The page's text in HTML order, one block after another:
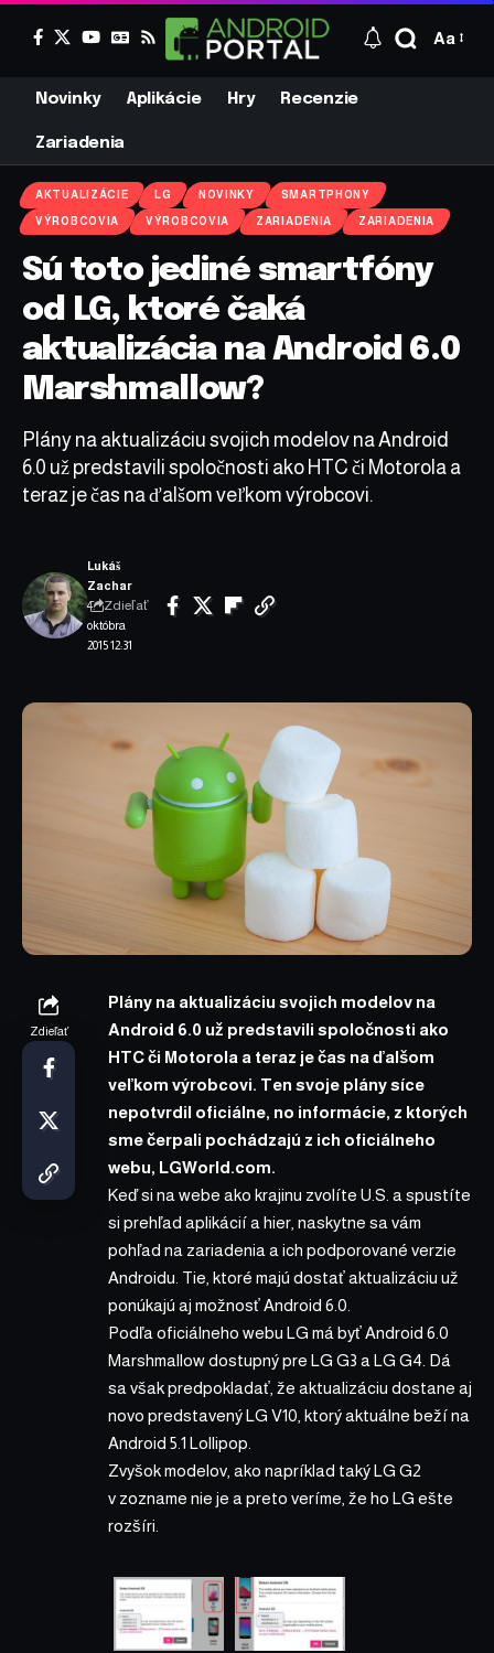
Aa
Novinky Aplikácie Hry Recenzie
Zariadenia
AKTUALIZÁCIE LG NOVINKY SMARTPHONY
VÝROBCOVIA VÝROBCOVIA ZARIADENIA ZARIADENIA
Sú toto jediné smartfóny
od LG, ktoré čaká
aktualizácia na Android 6.0
Marshmallow?
Plány na aktualizáciu svojich modelov na Android
6.0 už predstavili spoločnosti ako HTC či Motorola a
teraz je čas na ďalšom veľkom výrobcovi.
4.
októbra
2015 12:31
Lukáš
Zachar
Zdieľať
Zdieľať
Plány na aktualizáciu svojich modelov na
Android 6.0 už predstavili spoločnosti ako
HTC či Motorola a teraz je čas na ďalšom
veľkom výrobcovi. Ten svoje plány síce
nepotvrdil oficiálne, no informácie, z ktorých
sme čerpali pochádzajú z ich oficiálneho
webu, LGWorld.com.
Keď si na webe ako krajinu zvolíte U.S. a spustíte
si prehľad aplikácií a hier, naskytne sa vám
pohľad na zariadenia a ich podporované verzie
Androidu. Tie, ktoré majú dostať aktualizáciu už
ponúkajú aj možnosť Android 6.0.
Podľa oficiálneho webu LG má byť Android 6.0
Marshmallow dostupný pre LG G3 a LG G4. Dá
sa však predpokladať, že aktualizáciu dostane aj
novo predstavený LG V10, ktorý aktuálne beží na
Android 5.1 Lollipop.
Zvyšok modelov, ako napríklad taký LG G2
v zozname nie je a preto veríme, že ho LG ešte
rozšíri.